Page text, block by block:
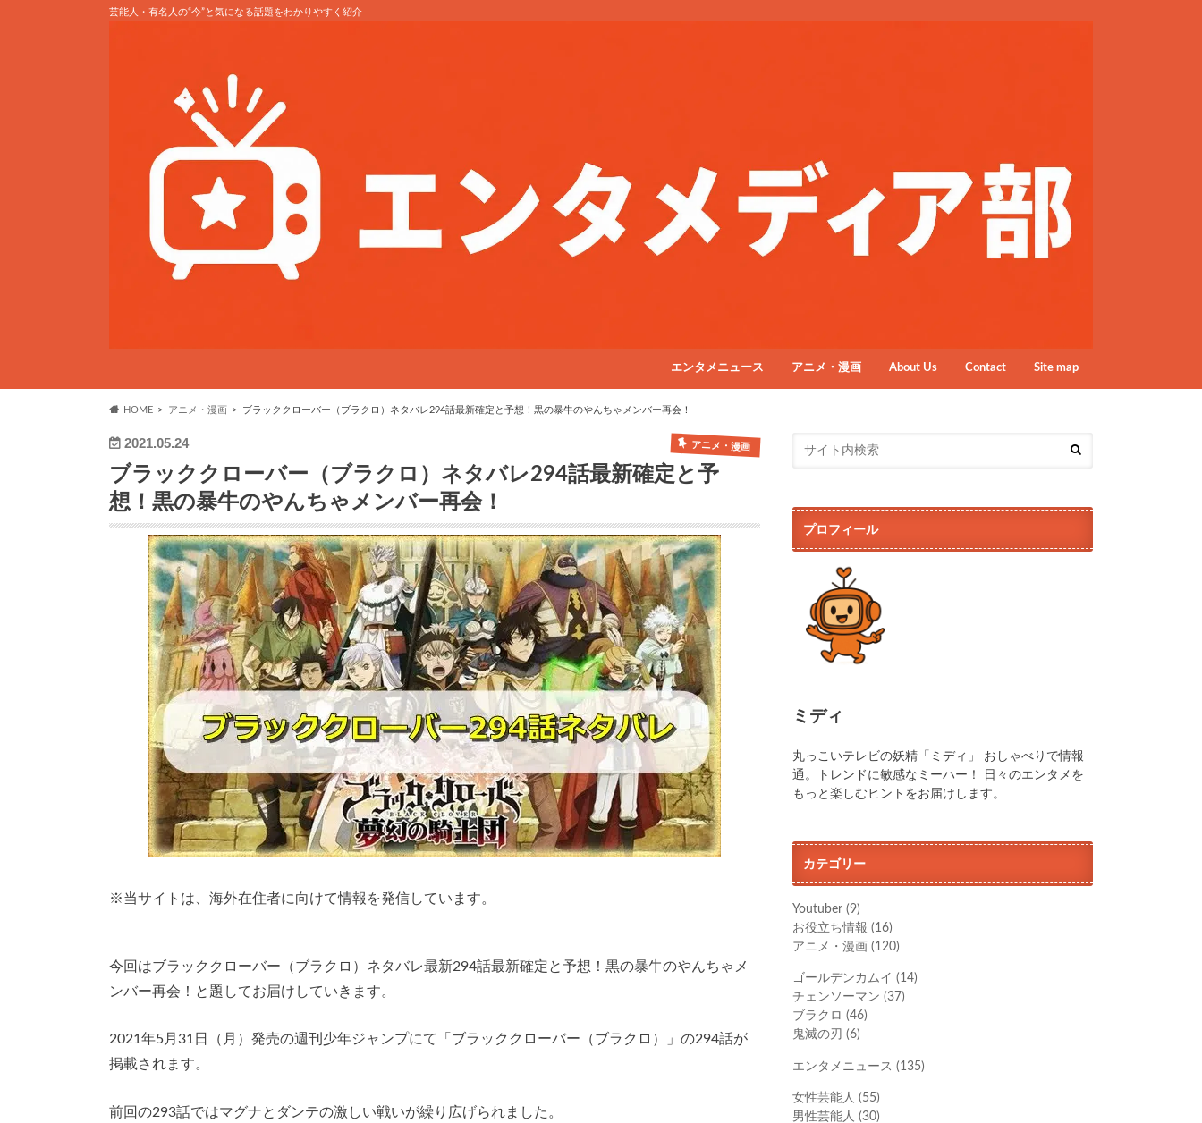
芸能人・有名人の“今”と気になる話題をわかりやすく紹介
エンタメニュース アニメ・漫画 About Us Contact Site map
HOME アニメ・漫画 ブラッククローバー（ブラクロ）ネタバレ294話最新確定と予想！黒の暴牛のやんちゃメンバー再会！
2021.05.24 アニメ・漫画
ブラッククローバー（ブラクロ）ネタバレ294話最新確定と予
想！黒の暴牛のやんちゃメンバー再会！
※当サイトは、海外在住者に向けて情報を発信しています。
今回はブラッククローバー（ブラクロ）ネタバレ最新294話最新確定と予想！黒の暴牛のやんちゃメ
ンバー再会！と題してお届けしていきます。
2021年5月31日（月）発売の週刊少年ジャンプにて「ブラッククローバー（ブラクロ）」の294話が
掲載されます。
前回の293話ではマグナとダンテの激しい戦いが繰り広げられました。
プロフィール
ミディ
丸っこいテレビの妖精「ミディ」 おしゃべりで情報
通。トレンドに敏感なミーハー！ 日々のエンタメを
もっと楽しむヒントをお届けします。
カテゴリー
Youtuber (9)
お役立ち情報 (16)
アニメ・漫画 (120)
ゴールデンカムイ (14)
チェンソーマン (37)
ブラクロ (46)
鬼滅の刃 (6)
エンタメニュース (135)
女性芸能人 (55)
男性芸能人 (30)